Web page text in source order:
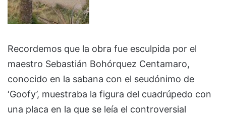
Recordemos que la obra fue esculpida por el
maestro Sebastián Bohórquez Centamaro,
conocido en la sabana con el seudónimo de
‘Goofy’, muestraba la figura del cuadrúpedo con
una placa en la que se leía el controversial